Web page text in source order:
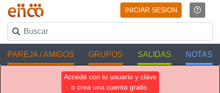
INICIAR SESION
PAREJA / AMIGOS GRUPOS SALIDAS NOTAS
Accedé con tu usuario y clave
o crea una cuenta gratis.